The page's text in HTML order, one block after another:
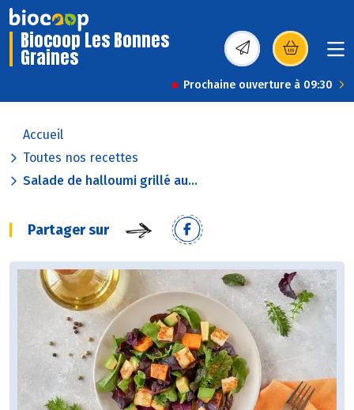
Biocoop Les Bonnes
Graines (s’ouvre dans une
Prochaine ouverture à 09:30
Accueil
Toutes nos recettes
Salade de halloumi grillé au...
Partager sur